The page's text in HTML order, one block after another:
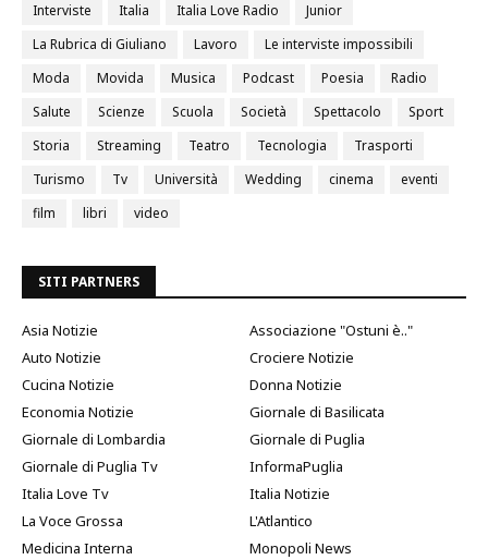
Interviste
Italia Italia Love Radio
Junior
La Rubrica di Giuliano
Lavoro
Le interviste impossibili
Moda
Movida Musica Podcast Poesia
Radio
Salute
Scienze Scuola Società Spettacolo
Sport
Storia
Streaming Teatro Tecnologia
Trasporti
Turismo
Tv Università Wedding cinema
eventi
film
libri video
SITI PARTNERS
Asia Notizie
Associazione "Ostuni è.."
Auto Notizie
Crociere Notizie
Cucina Notizie
Donna Notizie
Economia Notizie
Giornale di Basilicata
Giornale di Lombardia
Giornale di Puglia
Giornale di Puglia Tv
InformaPuglia
Italia Love Tv
Italia Notizie
La Voce Grossa
L'Atlantico
Medicina Interna
Monopoli News